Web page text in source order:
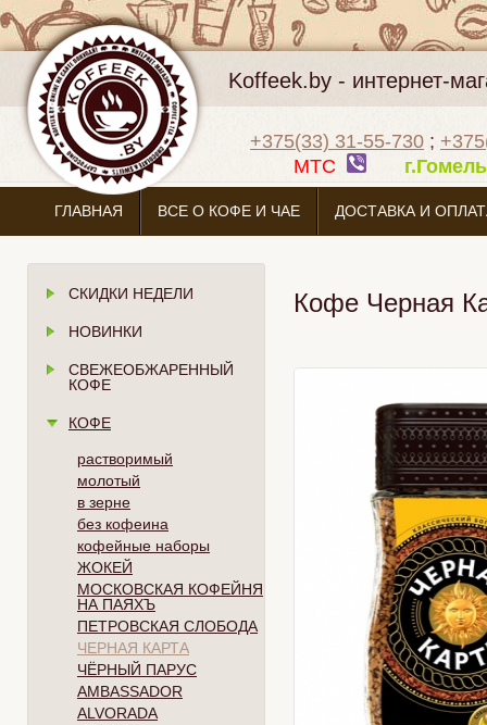
Koffeek.by - интернет-
+375(33) 31-55-730 ;
МТС
ГЛАВНАЯ ВСЕ О КОФЕ И ЧАЕ ДОСТАВКА И
СКИДКИ НЕДЕЛИ
НОВИНКИ
СВЕЖЕОБЖАРЕННЫЙ
КОФЕ
КОФЕ
растворимый
молотый
в зерне
без кофеина
кофейные наборы
ЖОКЕЙ
МОСКОВСКАЯ КОФЕЙНЯ
НА ПАЯХЪ
ПЕТРОВСКАЯ СЛОБОДА
ЧЕРНАЯ КАРТА
ЧЁРНЫЙ ПАРУС
AMBASSADOR
ALVORADA
Кофе Черная